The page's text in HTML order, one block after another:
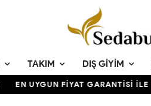
TAKIM DIŞ GIYIM
EN UYGUN FİYAT GARANTİSİ İLE